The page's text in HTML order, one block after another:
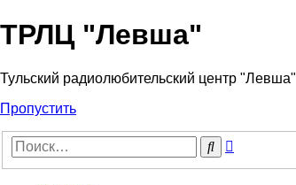
ТРЛЦ "Левша"
Тульский радиолюбительский центр "Левша"
Пропустить
Поиск